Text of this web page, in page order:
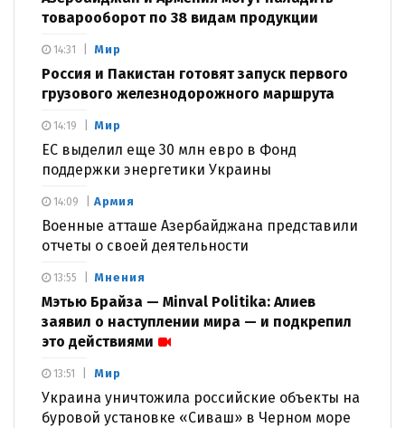
товарооборот по 38 видам продукции
Мир
Россия и Пакистан готовят запуск первого
грузового железнодорожного маршрута
14:31
Мир
ЕС выделил еще 30 млн евро в Фонд
поддержки энергетики Украины
14:19
Армия
Военные атташе Азербайджана представили
отчеты о своей деятельности
14:09
Мнения
Мэтью Брайза — Minval Politika: Алиев
заявил о наступлении мира — и подкрепил
это действиями
13:55
Мир
Украина уничтожила российские объекты на
буровой установке «Сиваш» в Черном море
13:51